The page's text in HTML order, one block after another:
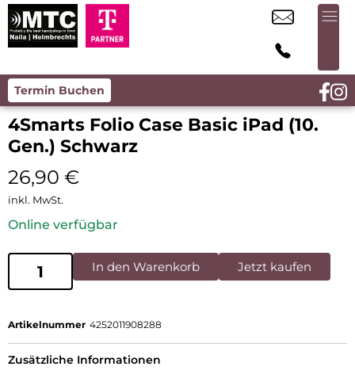
Termin Buchen
4Smarts Folio Case Basic iPad (10.
Gen.) Schwarz
26,90 €
inkl. MwSt.
Online verfügbar
In den Warenkorb Jetzt kaufen
Artikelnummer 4252011908288
Zusätzliche Informationen